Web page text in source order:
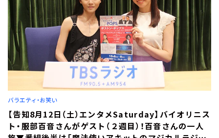
バラエティ・お笑い
【告知8月12日（土）エンタメSaturday】バイオリニス
ト・服部百音さんがゲスト（２週目）！百音さんの一人